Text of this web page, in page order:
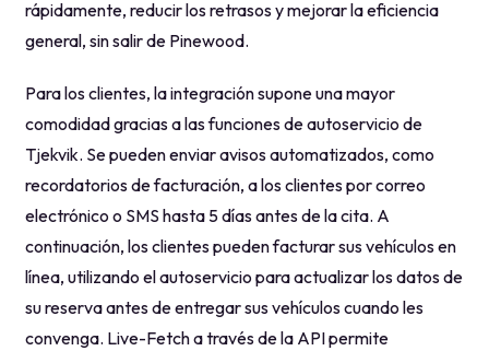
rápidamente, reducir los retrasos y mejorar la eficiencia
general, sin salir de Pinewood.
Para los clientes, la integración supone una mayor
comodidad gracias a las funciones de autoservicio de
Tjekvik. Se pueden enviar avisos automatizados, como
recordatorios de facturación, a los clientes por correo
electrónico o SMS hasta 5 días antes de la cita. A
continuación, los clientes pueden facturar sus vehículos en
línea, utilizando el autoservicio para actualizar los datos de
su reserva antes de entregar sus vehículos cuando les
convenga. Live-Fetch a través de la API permite